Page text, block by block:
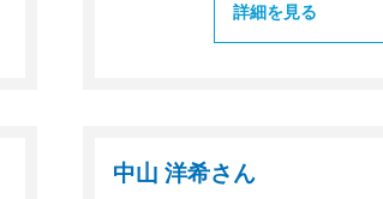
詳細を見る
中山 洋希さん